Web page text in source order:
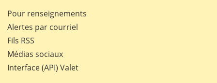
Pour renseignements
Alertes par courriel
Fils RSS
Médias sociaux
Interface (API) Valet